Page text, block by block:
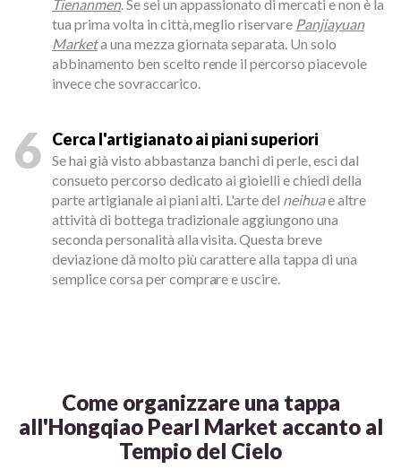
Tienanmen. Se sei un appassionato di mercati e non è la
tua prima volta in città, meglio riservare Panjiayuan
Marketa una mezza giornata separata. Un solo
abbinamento ben scelto rende il percorso piacevole
invece che sovraccarico.
6 Cerca l'artigianato ai piani superiori
Se hai già visto abbastanza banchi di perle, esci dal
consueto percorso dedicato ai gioielli e chiedi della
parte artigianale ai piani alti. L'arte del neihuae altre
attività di bottega tradizionale aggiungono una
seconda personalità alla visita. Questa breve
deviazione dà molto più carattere alla tappa di una
semplice corsa per comprare e uscire.
Come organizzare una tappa
all'Hongqiao Pearl Market accanto al
Tempio del Cielo